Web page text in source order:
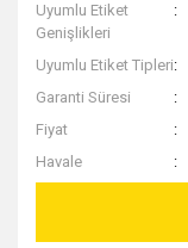
Uyumlu Etiket
Genişlikleri
Uyumlu Etiket Tipleri
Garanti Süresi
Fiyat
Havale